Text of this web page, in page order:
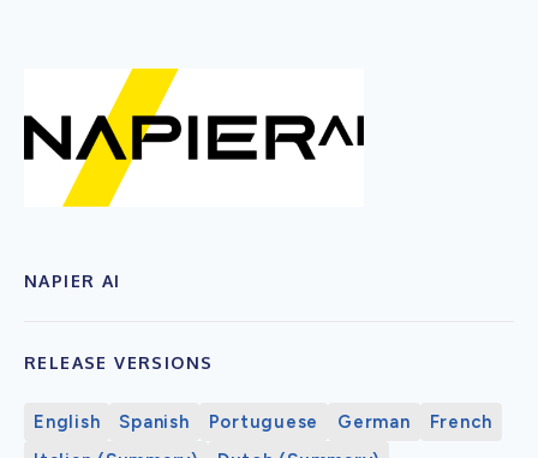
NAPIER AI
RELEASE VERSIONS
English Spanish Portuguese German
French